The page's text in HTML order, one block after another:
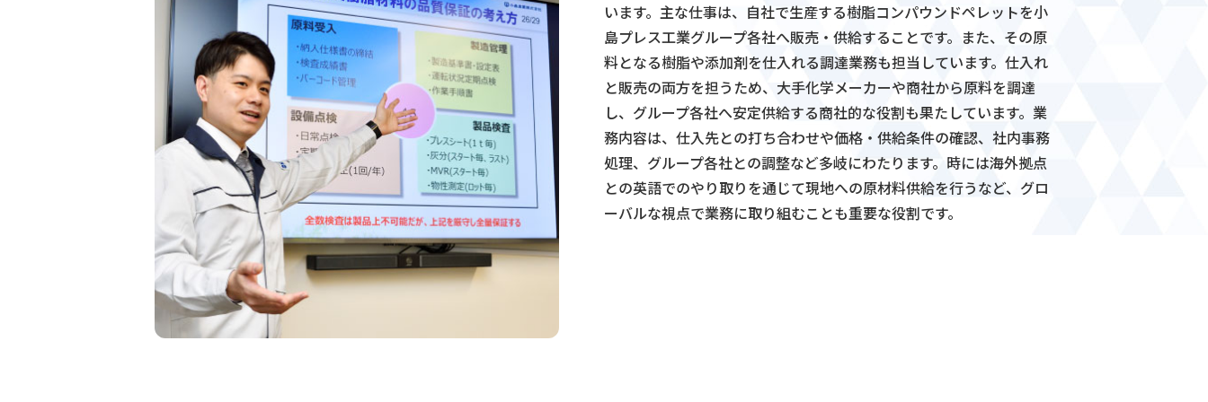
います。主な仕事は、自社で生産する樹脂コンパウンドペレットを小
島プレス工業グループ各社へ販売・供給することです。また、その原
料となる樹脂や添加剤を仕入れる調達業務も担当しています。仕入れ
と販売の両方を担うため、大手化学メーカーや商社から原料を調達
し、グループ各社へ安定供給する商社的な役割も果たしています。業
務内容は、仕入先との打ち合わせや価格・供給条件の確認、社内事務
処理、グループ各社との調整など多岐にわたります。時には海外拠点
との英語でのやり取りを通じて現地への原材料供給を行うなど、グロ
ーバルな視点で業務に取り組むことも重要な役割です。